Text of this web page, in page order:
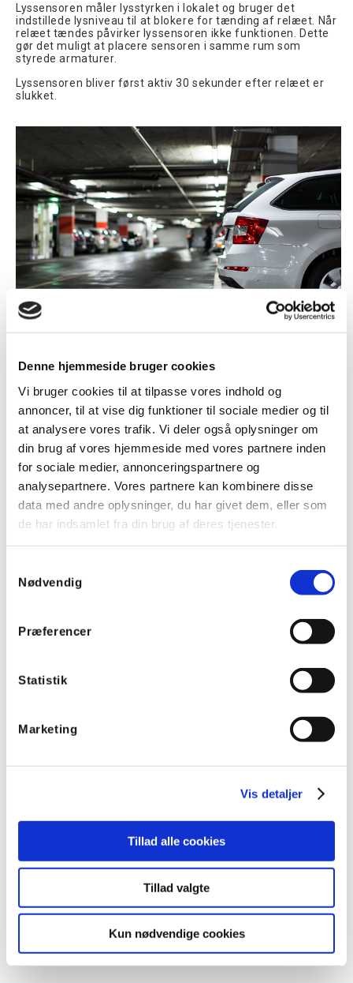
Denne hjemmeside bruger cookies
Vi bruger cookies til at tilpasse vores indhold og
annoncer, til at vise dig funktioner til sociale medier og til
at analysere vores trafik. Vi deler også oplysninger om
din brug af vores hjemmeside med vores partnere inden
for sociale medier, annonceringspartnere og
analysepartnere. Vores partnere kan kombinere disse
data med andre oplysninger, du har givet dem, eller som
de har indsamlet fra din brug af deres tjenester.
Nødvendig
Præferencer
Statistik
Marketing
Vis detaljer
Tillad alle cookies
Tillad valgte
Kun nødvendige cookies
Lyssensoren måler lysstyrken i lokalet og bruger det
indstillede lysniveau til at blokere for tænding af relæet. Når
relæet tændes påvirker lyssensoren ikke funktionen. Dette
gør det muligt at placere sensoren i samme rum som
styrede armaturer.
Lyssensoren bliver først aktiv 30 sekunder efter relæet er
slukket.
Anvendelsesområder
Sensoren er særlig velegnet i eksempelvis trappeopgange,
Se den nye Extronic sensor her